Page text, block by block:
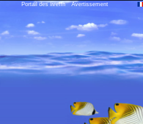
Portail des liveffn Avertissement